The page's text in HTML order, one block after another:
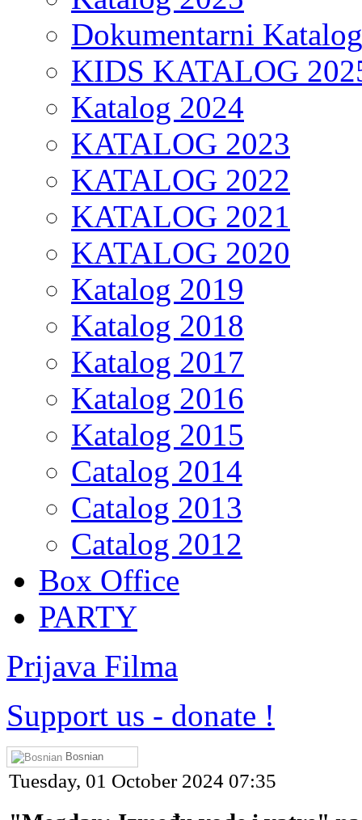
Dokumentarni Katalog
KIDS KATALOG
Katalog 2024
KATALOG 2023
KATALOG 2022
KATALOG 2021
KATALOG 2020
Katalog 2019
Katalog 2018
Katalog 2017
Katalog 2016
Katalog 2015
Catalog 2014
Catalog 2013
Catalog 2012
Box Office
PARTY
Prijava Filma
Support us - donate !
Bosnian
Tuesday, 01 October 2024 07:35